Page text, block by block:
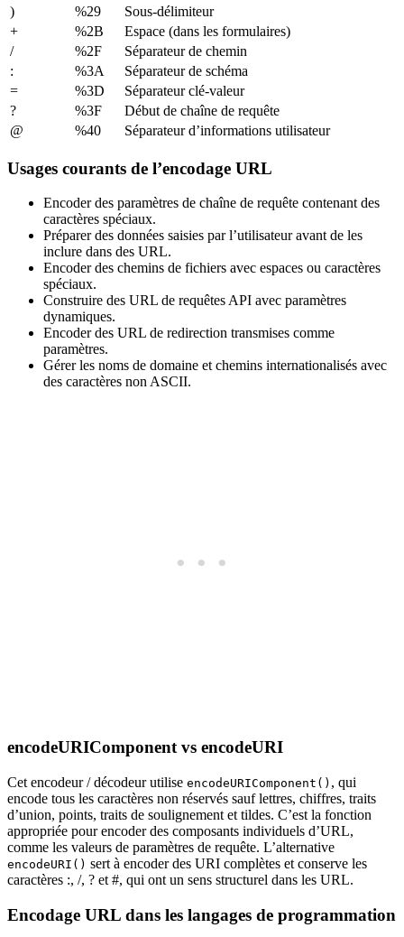
)
%29
Sous-délimiteur
+
%2B
Espace (dans les formulaires)
/
%2F
Séparateur de chemin
:
%3A
Séparateur de schéma
=
%3D
Séparateur clé-valeur
?
%3F
Début de chaîne de requête
@
%40 Séparateur d’informations utilisateur
Usages courants de l’encodage URL
Encoder des paramètres de chaîne de requête contenant des
caractères spéciaux.
Préparer des données saisies par l’utilisateur avant de les
inclure dans des URL.
Encoder des chemins de fichiers avec espaces ou caractères
spéciaux.
Construire des URL de requêtes API avec paramètres
dynamiques.
Encoder des URL de redirection transmises comme
paramètres.
Gérer les noms de domaine et chemins internationalisés avec
des caractères non ASCII.
encodeURIComponent vs encodeURI
Cet encodeur / décodeur utilise encodeURIComponent() , qui
encode tous les caractères non réservés sauf lettres, chiffres, traits
d’union, points, traits de soulignement et tildes. C’est la fonction
appropriée pour encoder des composants individuels d’URL,
comme les valeurs de paramètres de requête. L’alternative
encodeURI() sert à encoder des URI complètes et conserve les
caractères :, /, ? et #, qui ont un sens structurel dans les URL.
Encodage URL dans les langages de programmation